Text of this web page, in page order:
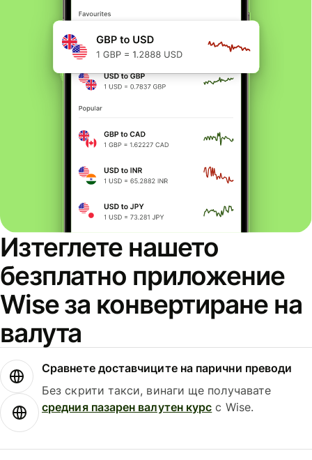
Изтеглете нашето
безплатно приложение
Wise за конвертиране на
валута
Сравнете доставчиците на парични преводи
Без скрити такси, винаги ще получавате
средния пазарен валутен курс с Wise.